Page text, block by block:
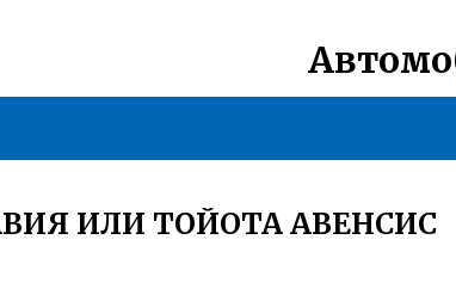
ИЛИ ТОЙОТА АВЕНСИС